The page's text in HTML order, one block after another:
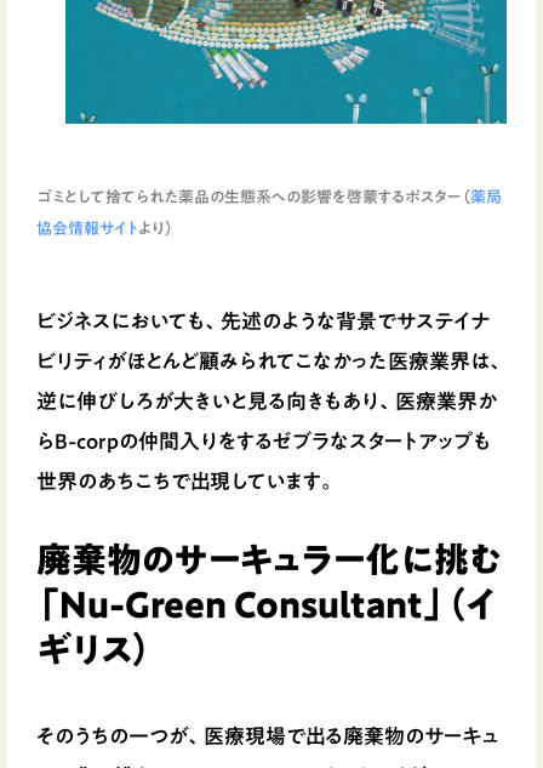
ゴミとして捨てられた薬品の生態系への影響を啓蒙するポスター（薬局
協会情報サイトより）
ビジネスにおいても、先述のような背景でサステイナ
ビリティがほとんど顧みられてこなかった医療業界は、
逆に伸びしろが大きいと見る向きもあり、医療業界か
らB-corpの仲間入りをするゼブラなスタートアップも
世界のあちこちで出現しています。
廃棄物のサーキュラー化に挑む
「Nu-Green Consultant」（イ
ギリス）
そのうちの一つが、医療現場で出る廃棄物のサーキュ